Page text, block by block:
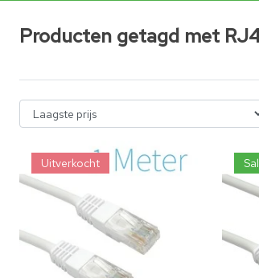
Producten getagd met
Uitverkocht